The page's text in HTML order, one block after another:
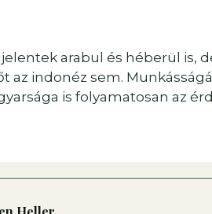
arabul és héberül is,
az indonéz sem.
is folyamatosan az